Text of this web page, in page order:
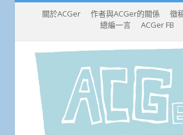
關於ACGer 作者與ACGer的關係
徵
總編一言
ACGer FB